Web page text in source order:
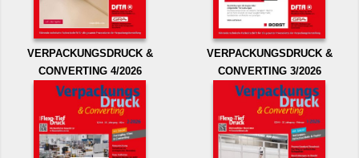
VERPACKUNGSDRUCK &
CONVERTING 4/2026
VERPACKUNGSDRUCK &
CONVERTING 3/2026